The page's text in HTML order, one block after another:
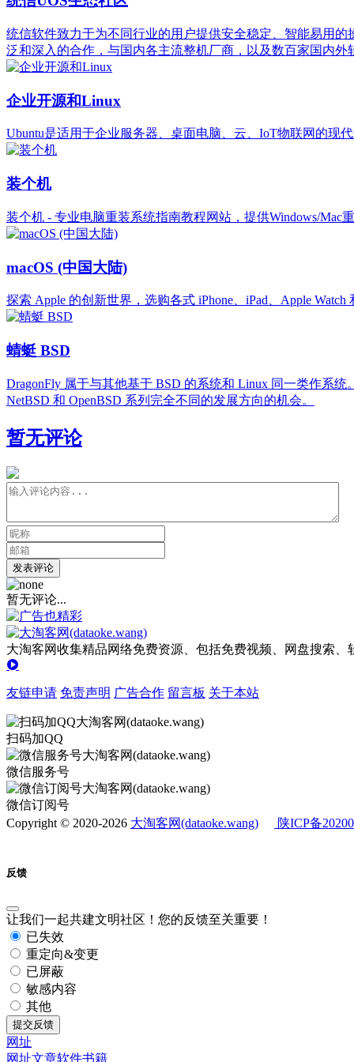
统信软件致力于为不同行业的用户提供安全稳定、智能易用
泛和深入的合作，与国内各主流整机厂商，以及数百家国内
企业开源和Linux
Ubuntu是适用于企业服务器、桌面电脑、云、IoT物联网的现
装个机
装个机 - 专业电脑重装系统指南教程网站，提供Windows/
macOS (中国大陆)
探索 Apple 的创新世界，选购各式 iPhone、iPad、Apple
蜻蜓 BSD
DragonFly 属于与其他基于 BSD 的系统和 Linux 同一类作系
NetBSD 和 OpenBSD 系列完全不同的发展方向的机会。
暂无评论
发表评论
暂无评论...
大淘客网收集精品网络免费资源、包括免费视频、网盘搜索
友链申请 免责声明 广告合作 留言板 关于本站
扫码加QQ
微信服务号
微信订阅号
Copyright © 2020-2026 大淘客网(dataoke.wang) 陕ICP备
反馈
让我们一起共建文明社区！您的反馈至关重要！
已失效
重定向&变更
已屏蔽
敏感内容
其他
提交反馈
网址
网址文章软件书籍